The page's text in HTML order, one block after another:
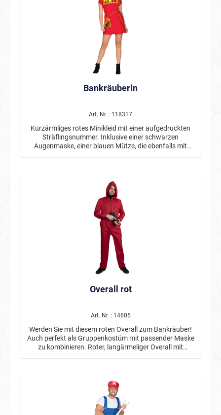
Bankräuberin
Art. Nr. : 118317
Kurzärmliges rotes Minikleid mit einer aufgedruckten
Sträflingsnummer. Inklusive einer schwarzen
Augenmaske, einer blauen Mütze, die ebenfalls mit
einer Nummer bedruckt ist, und eines schmalen Gürtels
Overall rot
Art. Nr. : 14605
Werden Sie mit diesem roten Overall zum Bankräuber!
Auch perfekt als Gruppenkostüm mit passender Maske
zu kombinieren. Roter, langärmeliger Overall mit